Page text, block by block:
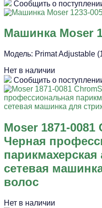
Сообщить о
Машинка Moser
Модель: Primat Adjustable
Нет в наличии
Сообщить о
Moser 1871-
Черная
сетевая
волос
Нет в наличии